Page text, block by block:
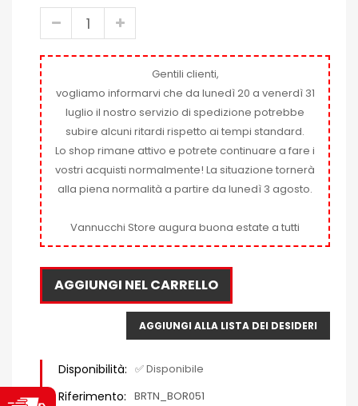
Gentili clienti,
vogliamo informarvi che da lunedì 20 a venerdì 31
luglio il nostro servizio di spedizione potrebbe
subire alcuni ritardi rispetto ai tempi standard.
Lo shop rimane attivo e potrete continuare a fare i
vostri acquisti normalmente! La situazione tornerà
alla piena normalità a partire da lunedì 3 agosto.
Vannucchi Store augura buona estate a tutti
AGGIUNGI NEL CARRELLO
AGGIUNGI ALLA LISTA DEI DESIDERI
Disponibilità: ✅ Disponibile
Riferimento: BRTN_BOR051